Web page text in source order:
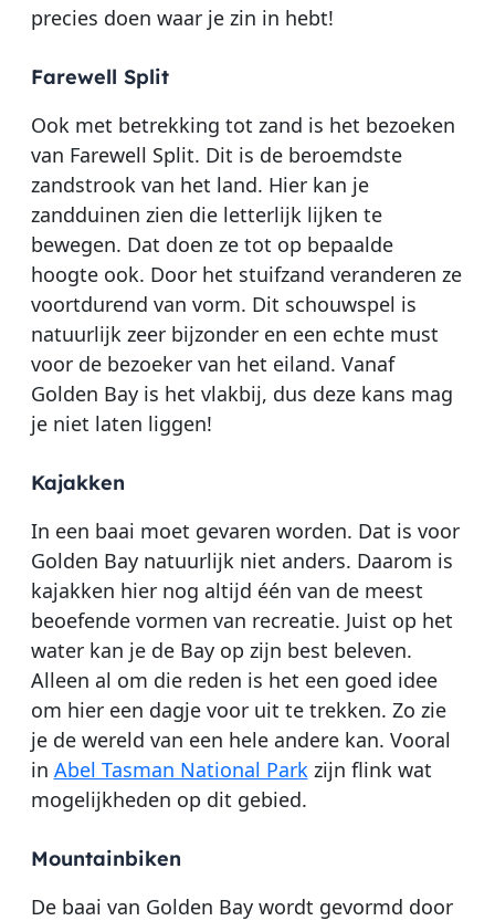
precies doen waar je zin in hebt!
Farewell Split
Ook met betrekking tot zand is het bezoeken
van Farewell Split. Dit is de beroemdste
zandstrook van het land. Hier kan je
zandduinen zien die letterlijk lijken te
bewegen. Dat doen ze tot op bepaalde
hoogte ook. Door het stuifzand veranderen ze
voortdurend van vorm. Dit schouwspel is
natuurlijk zeer bijzonder en een echte must
voor de bezoeker van het eiland. Vanaf
Golden Bay is het vlakbij, dus deze kans mag
je niet laten liggen!
Kajakken
In een baai moet gevaren worden. Dat is voor
Golden Bay natuurlijk niet anders. Daarom is
kajakken hier nog altijd één van de meest
beoefende vormen van recreatie. Juist op het
water kan je de Bay op zijn best beleven.
Alleen al om die reden is het een goed idee
om hier een dagje voor uit te trekken. Zo zie
je de wereld van een hele andere kan. Vooral
in Abel Tasman National Park zijn flink wat
mogelijkheden op dit gebied.
Mountainbiken
De baai van Golden Bay wordt gevormd door